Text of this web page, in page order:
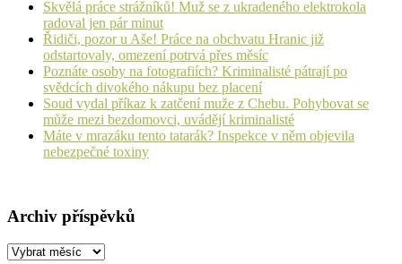
Skvělá práce strážníků! Muž se z ukradeného elektrokola
radoval jen pár minut
Řidiči, pozor u Aše! Práce na obchvatu Hranic již
odstartovaly, omezení potrvá přes měsíc
Poznáte osoby na fotografiích? Kriminalisté pátrají po
svědcích divokého nákupu bez placení
Soud vydal příkaz k zatčení muže z Chebu. Pohybovat se
může mezi bezdomovci, uvádějí kriminalisté
Máte v mrazáku tento tatarák? Inspekce v něm objevila
nebezpečné toxiny
Archiv příspěvků
Archiv